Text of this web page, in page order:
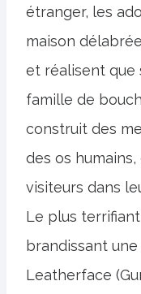
étranger, les
maison
et réalisent que
famille de
construit des
des os
visiteurs dans
Le plus
brandissant
Leatherface